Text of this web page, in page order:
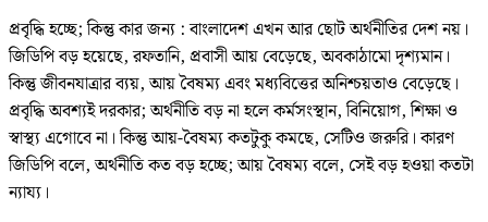
প্রবৃদ্ধি হচ্ছে; কিন্তু কার জন্য : বাংলাদেশ এখন আর ছোট অর্থনীতির দেশ নয়।
জিডিপি বড় হয়েছে, রফতানি, প্রবাসী আয় বেড়েছে, অবকাঠামো দৃশ্যমান।
কিন্তু জীবনযাত্রার ব্যয়, আয় বৈষম্য এবং মধ্যবিত্তের অনিশ্চয়তাও বেড়েছে।
প্রবৃদ্ধি অবশ্যই দরকার; অর্থনীতি বড় না হলে কর্মসংস্থান, বিনিয়োগ, শিক্ষা ও
স্বাস্থ্য এগোবে না। কিন্তু আয়-বৈষম্য কতটুকু কমছে, সেটিও জরুরি। কারণ
জিডিপি বলে, অর্থনীতি কত বড় হচ্ছে; আয় বৈষম্য বলে, সেই বড় হওয়া কতটা
ন্যায্য।